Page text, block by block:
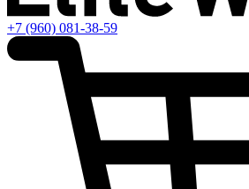
+7 (960) 081-38-59